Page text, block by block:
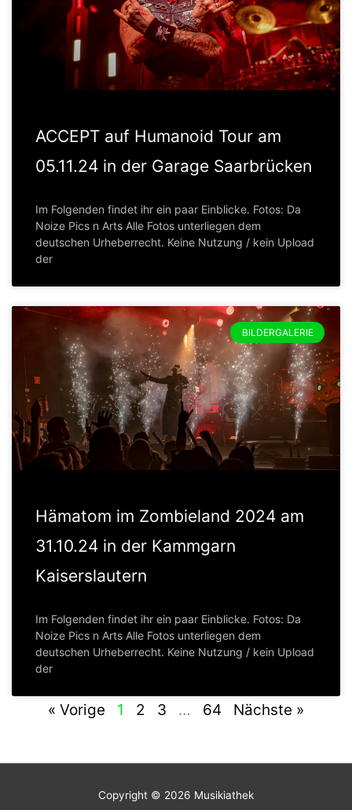
ACCEPT auf Humanoid Tour am
05.11.24 in der Garage Saarbrücken
Im Folgenden findet ihr ein paar Einblicke. Fotos: Da
Noize Pics n Arts Alle Fotos unterliegen dem
deutschen Urheberrecht. Keine Nutzung / kein Upload
der
BILDERGALERIE
Hämatom im Zombieland 2024 am
31.10.24 in der Kammgarn
Kaiserslautern
Im Folgenden findet ihr ein paar Einblicke. Fotos: Da
Noize Pics n Arts Alle Fotos unterliegen dem
deutschen Urheberrecht. Keine Nutzung / kein Upload
der
« Vorige 1 2 3 … 64 Nächste »
Copyright © 2026 Musikiathek